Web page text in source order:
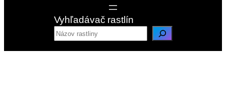
Vyhľadávač rastlín